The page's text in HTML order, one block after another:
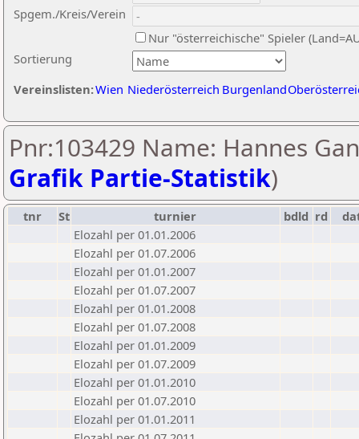
Sortierung
Spgem./Kreis/Verein
Nur "österreichische" Spieler
Vereinslisten:Wien Niederösterreich Burgenland
Pnr:103429 Name: Hannes
Grafik Partie-Statistik)
tnr St turnier bdld rd
Elozahl per 01.01.2006
Elozahl per 01.07.2006
Elozahl per 01.01.2007
Elozahl per 01.07.2007
Elozahl per 01.01.2008
Elozahl per 01.07.2008
Elozahl per 01.01.2009
Elozahl per 01.07.2009
Elozahl per 01.01.2010
Elozahl per 01.07.2010
Elozahl per 01.01.2011